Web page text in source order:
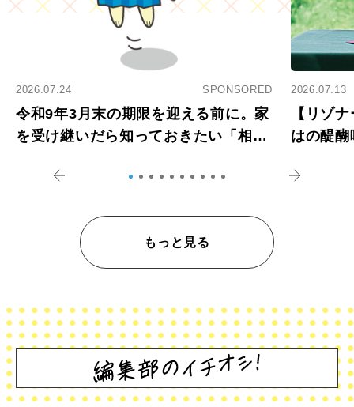
2026.07.24 SPONSORED
令和9年3月末の期限を迎える前に。家
を受け継いだら知っておきたい「相続
2026.07.13
【リゾ
はの醍
もっと見る